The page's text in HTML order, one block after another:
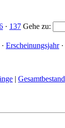
· 137 Gehe zu:
· Erscheinungsjahr·
| Gesamtbestand